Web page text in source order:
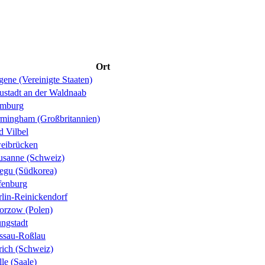
Ort
(Vereinigte Staaten)
an der Waldnaab
(Großbritannien)
Vilbel
(Schweiz)
(Südkorea)
Reinickendorf
(Polen)
Roßlau
(Schweiz)
(Saale)